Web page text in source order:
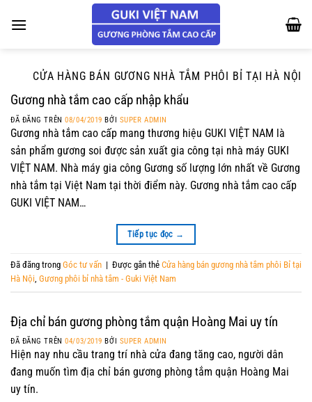
đến
CỬA HÀNG BÁN GƯƠNG NHÀ TẮM PHÔI BỈ TẠI HÀ NỘI
Gương nhà tắm cao cấp nhập khẩu
ĐÃ ĐĂNG TRÊN08/04/2019 BỞI SUPER ADMIN
Gương nhà tắm cao cấp mang thương hiệu GUKI VIỆT NAM là
sản phẩm gương soi được sản xuất gia công tại nhà máy GUKI
VIỆT NAM. Nhà máy gia công Gương số lượng lớn nhất về Gương
nhà tắm tại Việt Nam tại thời điểm này. Gương nhà tắm cao cấp
GUKI VIỆT NAM…
Tiếp tục đọc →
Đã đăng trong Góc tư vấn | Được gắn thẻ Cửa hàng bán gương nhà tắm phôi Bỉ tại
Hà Nội Gương phôi bỉ nhà tắm - Guki Việt Nam
Địa chỉ bán gương phòng tắm quận Hoàng Mai uy tín
ĐÃ ĐĂNG TRÊN04/03/2019 BỞI SUPER ADMIN
Hiện nay nhu cầu trang trí nhà cửa đang tăng cao, người dân
đang muốn tìm địa chỉ bán gương phòng tắm quận Hoàng Mai
uy tín.